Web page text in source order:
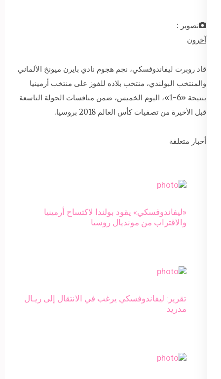
تصوير :
آخرون
قاد روبرت ليفاندوفسكي، نجم هجوم نادي بايرن ميونخ الألماني
والمنتخب البولندي، منتخب بلاده للفوز على منتخب أرمينيا
بنتيجة «6-1»، اليوم الخميس، ضمن منافسات الجولة التاسعة
قبل الأخيرة من تصفيات كأس العالم 2018 بروسيا.
أخبار متعلقة
«ليفاندوفسكي» يقود بولندا لاكتساح أرمينيا
والاقتراب من مونديال روسيا
تقرير: ليفاندوفسكي يرغب في الانتقال إلى ريـال
مدريد